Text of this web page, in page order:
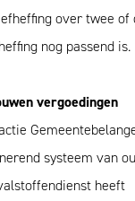
over twee of
nog passend is.
vergoedingen
systeem van
heeft